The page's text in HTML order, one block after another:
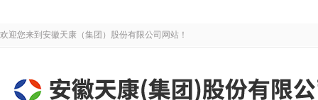
欢迎您来到安徽天康（集团）股份有限公司网站！